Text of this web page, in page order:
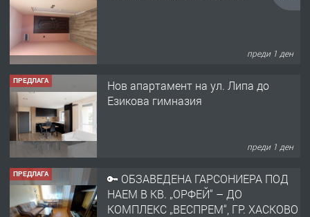
преди 1 ден
ПРЕДЛАГА
Нов апартамент на ул. Липа до
Езикова гимназия
преди 1 ден
ПРЕДЛАГА
🔑 ОБЗАВЕДЕНА ГАРСОНИЕРА ПОД
НАЕМ В КВ. „ОРФЕЙ“ – ДО
КОМПЛЕКС „ВЕСПРЕМ“, ГР. ХАСКОВО